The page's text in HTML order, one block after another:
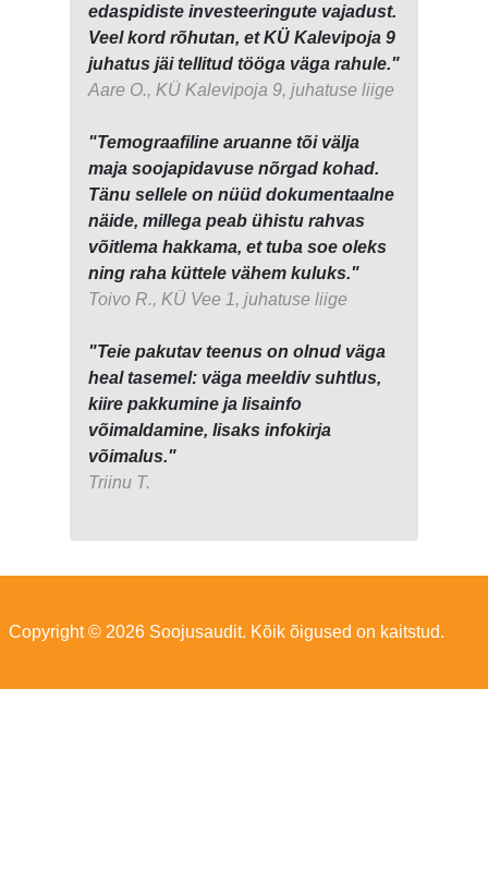
edaspidiste investeeringute vajadust.
Veel kord rõhutan, et KÜ Kalevipoja 9
juhatus jäi tellitud tööga väga rahule."
Aare O., KÜ Kalevipoja 9, juhatuse liige
"Temograafiline aruanne tõi välja
maja soojapidavuse nõrgad kohad.
Tänu sellele on nüüd dokumentaalne
näide, millega peab ühistu rahvas
võitlema hakkama, et tuba soe oleks
ning raha küttele vähem kuluks."
Toivo R., KÜ Vee 1, juhatuse liige
"Teie pakutav teenus on olnud väga
heal tasemel: väga meeldiv suhtlus,
kiire pakkumine ja lisainfo
võimaldamine, lisaks infokirja
võimalus."
Triinu T.
Copyright © 2026 Soojusaudit. Kõik õigused on kaitstud.